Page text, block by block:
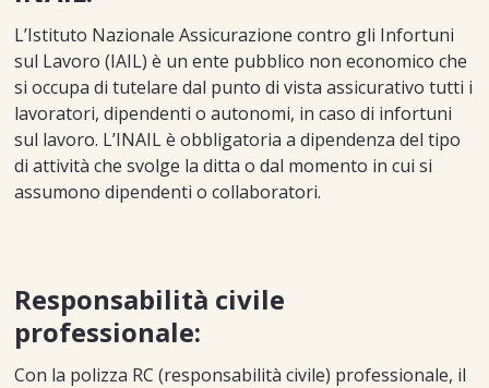
L’Istituto Nazionale Assicurazione contro gli Infortuni
sul Lavoro (IAIL) è un ente pubblico non economico che
si occupa di tutelare dal punto di vista assicurativo tutti i
lavoratori, dipendenti o autonomi, in caso di infortuni
sul lavoro. L’INAIL è obbligatoria a dipendenza del tipo
di attività che svolge la ditta o dal momento in cui si
assumono dipendenti o collaboratori.
Responsabilità civile
professionale:
Con la polizza RC (responsabilità civile) professionale, il